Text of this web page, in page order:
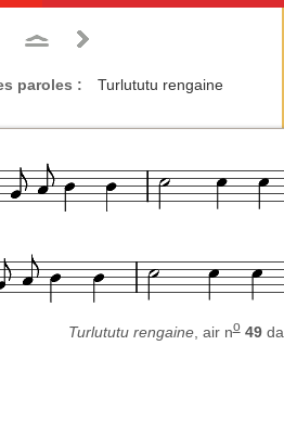
paroles : Turlututu rengaine
Turlututu rengaine, air no 49